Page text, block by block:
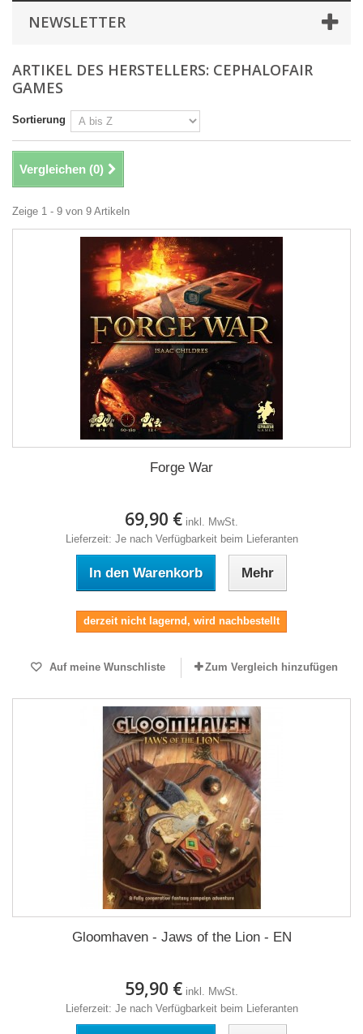
NEWSLETTER
ARTIKEL DES HERSTELLERS: CEPHALOFAIR
GAMES
Sortierung
Vergleichen (0)
Zeige 1 - 9 von 9 Artikeln
Forge War
69,90 € inkl. MwSt.
Lieferzeit: Je nach Verfügbarkeit beim Lieferanten
In den Warenkorb Mehr
derzeit nicht lagernd, wird nachbestellt
Auf meine Wunschliste Zum Vergleich hinzufügen
Gloomhaven - Jaws of the Lion - EN
59,90 € inkl. MwSt.
Lieferzeit: Je nach Verfügbarkeit beim Lieferanten